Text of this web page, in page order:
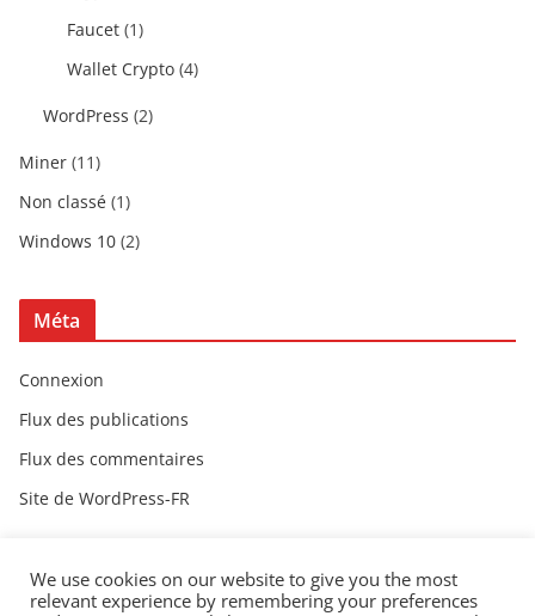
Faucet (1)
Wallet Crypto (4)
WordPress (2)
Miner (11)
Non classé (1)
Windows 10 (2)
Méta
Connexion
Flux des publications
Flux des commentaires
Site de WordPress-FR
We use cookies on our website to give you the most
relevant experience by remembering your preferences